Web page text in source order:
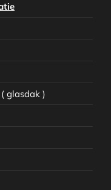
glasdak )